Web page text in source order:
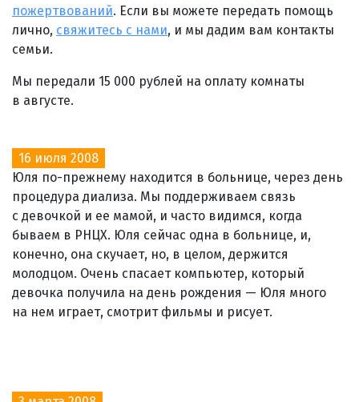
пожертвований. Если вы можете передать помощь
лично, свяжитесь с нами, и мы дадим вам контакты
семьи.
Мы передали 15 000 рублей на оплату комнаты
в августе.
16 июля 2008
Юля по-прежнему находится в больнице, через день
процедура диализа. Мы поддерживаем связь
с девочкой и ее мамой, и часто видимся, когда
бываем в РНЦХ. Юля сейчас одна в больнице, и,
конечно, она скучает, но, в целом, держится
молодцом. Очень спасает компьютер, который
девочка получила на день рождения — Юля много
на нем играет, смотрит фильмы и рисует.